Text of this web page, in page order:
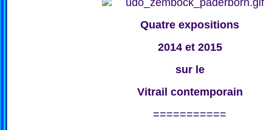
Quatre expositions
2014 et 2015
sur le
Vitrail contemporain
===========